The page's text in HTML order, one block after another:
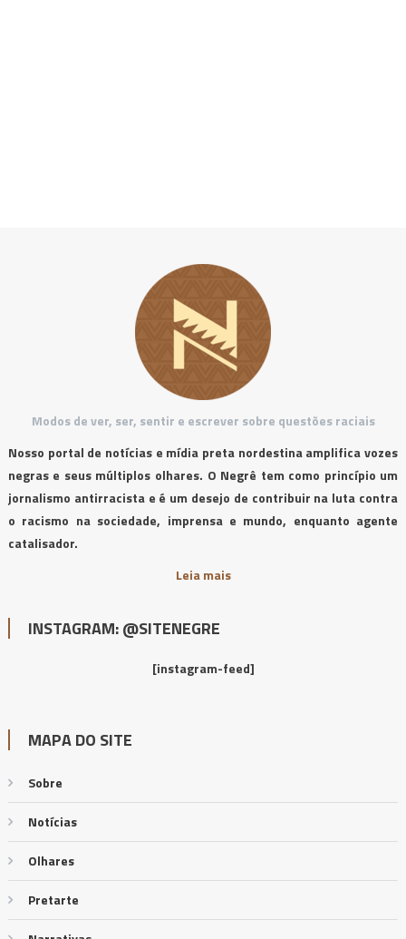
Modos de ver, ser, sentir e escrever sobre questões raciais
Nosso portal de notícias e mídia preta nordestina amplifica vozes
negras e seus múltiplos olhares. O Negrê tem como princípio um
jornalismo antirracista e é um desejo de contribuir na luta contra
o racismo na sociedade, imprensa e mundo, enquanto agente
catalisador.
Leia mais
INSTAGRAM: @SITENEGRE
[instagram-feed]
MAPA DO SITE
Sobre
Notícias
Olhares
Pretarte